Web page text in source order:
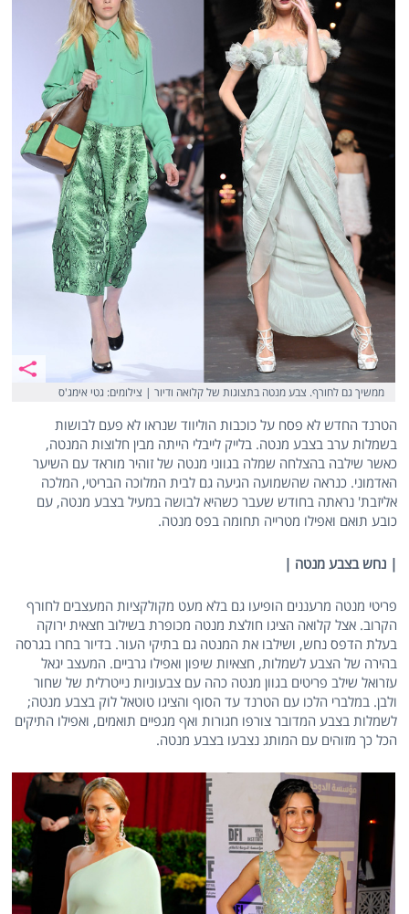
ממשיך גם לחורף. צבע מנטה בתצוגות של קלואה ודיור | צילומים: גטי אימג'ס
הטרנד החדש לא פסח על כוכבות הוליווד שנראו לא פעם לבושות
בשמלות ערב בצבע מנטה. בלייק לייבלי הייתה מבין חלוצות המנטה,
כאשר שילבה בהצלחה שמלה בגווני מנטה של זוהיר מוראד עם השיער
האדמוני. כנראה שהשמועה הגיעה גם לבית המלוכה הבריטי, המלכה
אליזבת' נראתה בחודש שעבר כשהיא לבושה במעיל בצבע מנטה, עם
כובע תואם ואפילו מטרייה תחומה בפס מנטה.
| נחש בצבע מנטה |
פריטי מנטה מרעננים הופיעו גם בלא מעט מקולקציות המעצבים לחורף
הקרוב. אצל קלואה הציגו חולצת מנטה מכופרת בשילוב חצאית ירוקה
בעלת הדפס נחש, ושילבו את המנטה גם בתיקי העור. בדיור בחרו בגרסה
בהירה של הצבע לשמלות, חצאיות שיפון ואפילו גרביים. המעצב יגאל
עזרואל שילב פריטים בגוון מנטה כהה עם צבעוניות נייטרלית של שחור
ולבן. במלברי הלכו עם הטרנד עד הסוף והציגו טוטאל לוק בצבע מנטה;
לשמלות בצבע המדובר צורפו חגורות ואף מגפיים תואמים, ואפילו התיקים
הכל כך מזוהים עם המותג נצבעו בצבע מנטה.